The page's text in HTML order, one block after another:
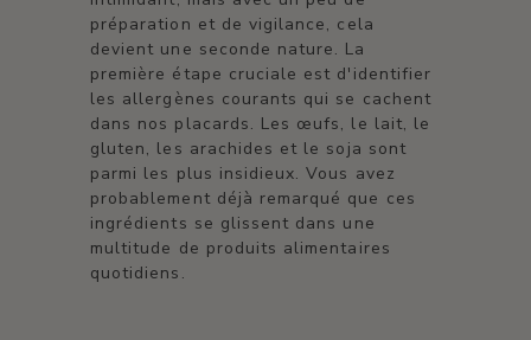
préparation et de vigilance, cela
devient une seconde nature. La
première étape cruciale est d'identifier
les allergènes courants qui se cachent
dans nos placards. Les œufs, le lait, le
gluten, les arachides et le soja sont
parmi les plus insidieux. Vous avez
probablement déjà remarqué que ces
ingrédients se glissent dans une
multitude de produits alimentaires
quotidiens.